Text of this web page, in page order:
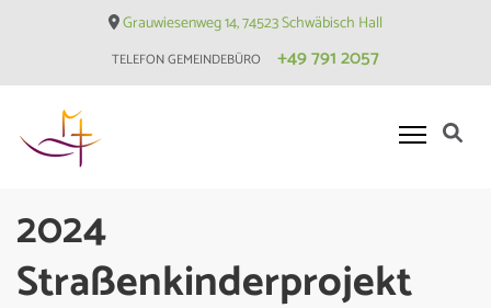
Grauwiesenweg 14, 74523 Schwäbisch Hall
TELEFON GEMEINDEBÜRO +49 791 2057
Hessental
2024
Straßenkinderprojekt